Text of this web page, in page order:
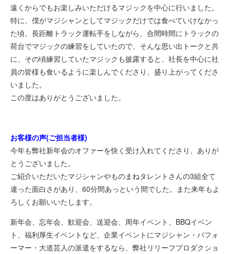
遠くからでもお楽しみいただけるマジックを中心に行いました。
特に、僕がマジシャンとしてマジックだけでは食べていけなかっ
た頃、長距離トラック運転手をしながら、合間時間にトラックの
荷台でマジックの練習をしていたので、そんな思い出トークと共
に、その頃練習していたマジックも披露すると、社長を中心に社
員の皆様も食いるように楽しんでくださり、盛り上がってくださ
いました。
この度はありがとうございました。
お客様の声(ご担当者様)
今年も弊社新年会のオファーを快く受け入れてくださり、ありが
とうございました。
ご紹介いただいたマジシャンやものまねタレントさんの3組全て
違った面白さがあり、60分間あっという間でした。また来年もよ
ろしくお願いいたします。
新年会、忘年会、歓迎会、送迎会、周年イベント、BBQイベン
ト、福利厚生イベントなど、企業イベントにマジシャン・パフォ
ーマー・大道芸人の派遣をするなら、弊社リリーフプロダクショ